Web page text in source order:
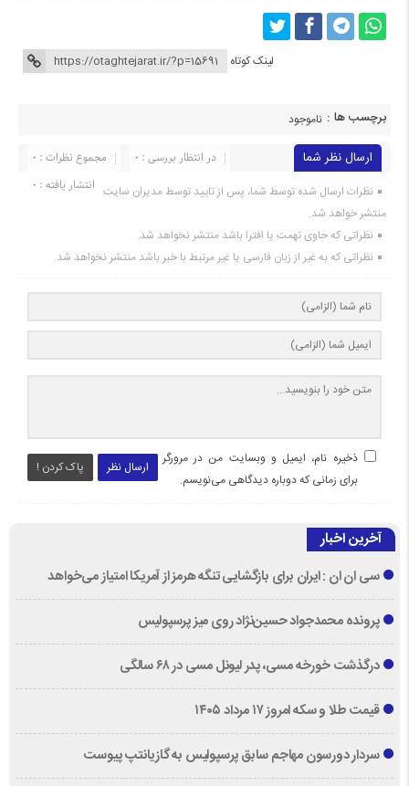
لینک کوتاه
برچسب ها : ناموجود
ارسال نظر شما مجموع نظرات : 0
در انتظار بررسی : 0
انتشار یافته : 0 نظرات ارسال شده توسط شما، پس از تایید توسط مدیران سایت
منتشر خواهد شد.
نظراتی که حاوی تهمت یا افترا باشد منتشر نخواهد شد.
نظراتی که به غیر از زبان فارسی یا غیر مرتبط با خبر باشد منتشر نخواهد شد.
ارسال نظر پاک کردن !
ذخیره نام، ایمیل و وبسایت من در مرورگر
برای زمانی که دوباره دیدگاهی می‌نویسم.
آخرین اخبار
سی ان ان : ایران برای بازگشایی تنگه هرمز از آمریکا امتیاز می‌خواهد
پرونده محمدجواد حسین‌نژاد روی میز پرسپولیس
درگذشت خورخه مسی، پدر لیونل مسی در ۶۸ سالگی
قیمت طلا و سکه امروز ۱۷ مرداد ۱۴۰۵
سردار دورسون مهاجم سابق پرسپولیس به گازیانتپ پیوست